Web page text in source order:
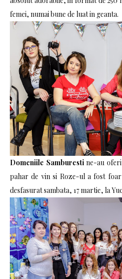
femei, numai bune de luat in geanta.
Domeniile Samburestine-au
pahar de vin si Roze-ul a fost
desfasurat sambata, 17 martie, la